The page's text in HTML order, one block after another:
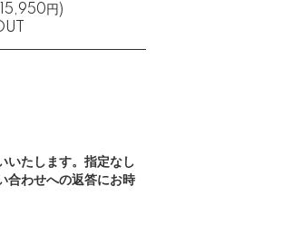
円)
いたします。指定なし
合わせへの返答にお時